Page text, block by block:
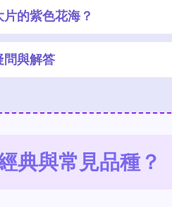
的紫色花海？
問與解答
典與常見品種？